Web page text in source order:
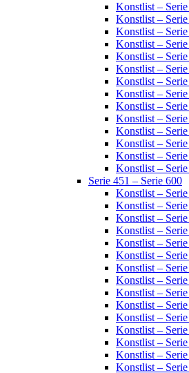
Konstlist –
Konstlist –
Konstlist –
Konstlist –
Konstlist –
Konstlist – Serie
Konstlist –
Konstlist –
Konstlist –
Konstlist –
Konstlist –
Konstlist – Serie
Konstlist –
Konstlist –
Serie 451 – Serie 600
Konstlist – Serie
Konstlist –
Konstlist –
Konstlist – Serie
Konstlist – Serie
Konstlist –
Konstlist –
Konstlist –
Konstlist –
Konstlist –
Konstlist –
Konstlist –
Konstlist –
Konstlist –
Konstlist –